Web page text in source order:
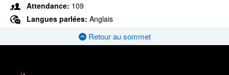
Attendance: 109
Langues parlées: Anglais
Retour au sommet